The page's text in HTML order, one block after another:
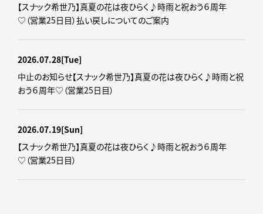
【スナック希世乃】真夏の花は夜ひらく♪時雨と祝おう６周年
♡（営業25日目）払い戻しについてのご案内
2026.07.28[Tue]
中止のお知らせ【スナック希世乃】真夏の花は夜ひらく♪時雨と祝
おう６周年♡（営業25日目）
2026.07.19[Sun]
【スナック希世乃】真夏の花は夜ひらく♪時雨と祝おう６周年
♡（営業25日目）